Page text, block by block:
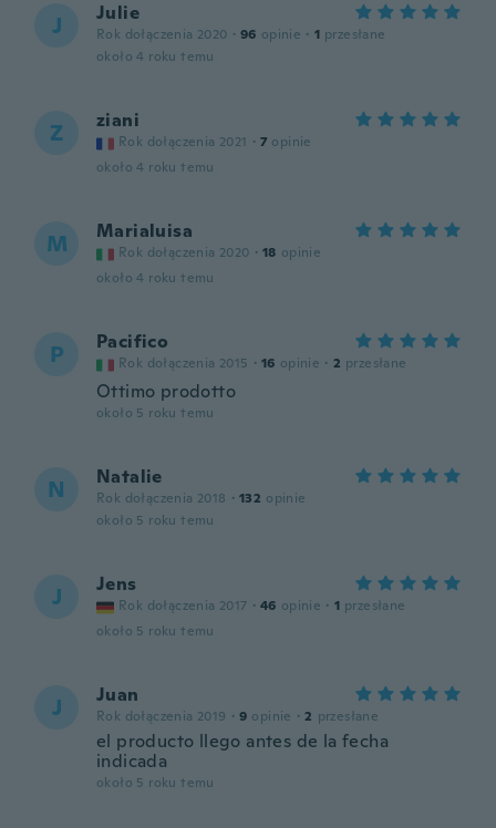
J Julie
Rok dołączenia 2020 · 96 opinie · 1 przesłane
około 4 roku temu
Z ziani
Rok dołączenia 2021 · 7 opinie
około 4 roku temu
M Marialuisa
Rok dołączenia 2020 · 18 opinie
około 4 roku temu
P Pacifico
Rok dołączenia 2015 · 16 opinie · 2 przesłane
Ottimo prodotto
około 5 roku temu
N Natalie
Rok dołączenia 2018 · 132 opinie
około 5 roku temu
J Jens
Rok dołączenia 2017 · 46 opinie · 1 przesłane
około 5 roku temu
J Juan
Rok dołączenia 2019 · 9 opinie · 2 przesłane
el producto llego antes de la fecha
indicada
około 5 roku temu